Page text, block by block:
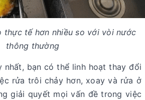
thực tế hơn nhiều so với vòi nước
thông thường
nhất, bạn có thể linh hoạt thay đổi
rửa trôi chảy hơn, xoay và rửa ở
giải quyết mọi vấn đề trong việc